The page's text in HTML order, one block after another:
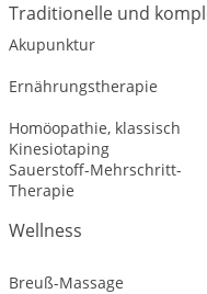
Traditionelle und
Akupunktur
Ernährungstherapie
Homöopathie, klassisch
Kinesiotaping
Sauerstoff-Mehrschritt-
Therapie
Wellness
Breuß-Massage